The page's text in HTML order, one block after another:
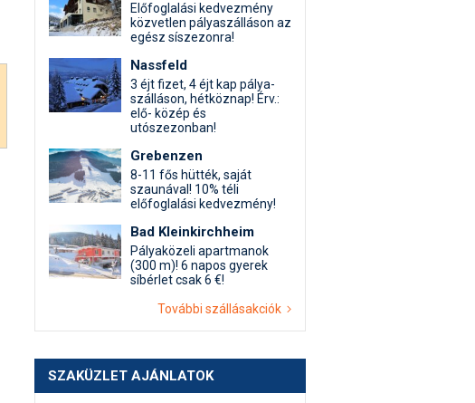
Előfoglalási kedvezmény
közvetlen pályaszálláson az
egész síszezonra!
Nassfeld
3 éjt fizet, 4 éjt kap pálya-
szálláson, hétköznap! Érv.:
elő- közép és
utószezonban!
Grebenzen
8-11 fős hütték, saját
szaunával! 10% téli
előfoglalási kedvezmény!
Bad Kleinkirchheim
Pályaközeli apartmanok
(300 m)! 6 napos gyerek
síbérlet csak 6 €!
További szállásakciók
SZAKÜZLET AJÁNLATOK